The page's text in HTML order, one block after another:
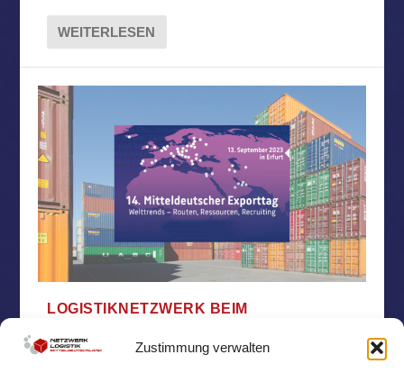
Zustimmung verwalten
WEITERLESEN
LOGISTIKNETZWERK BEIM
vonNetzwerk Logistik|Aug. 23, 2023 |Nachrichten